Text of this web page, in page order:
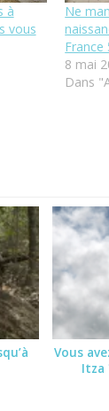
à
vous
Ne
France
8 mai
Dans
Vous
Itza